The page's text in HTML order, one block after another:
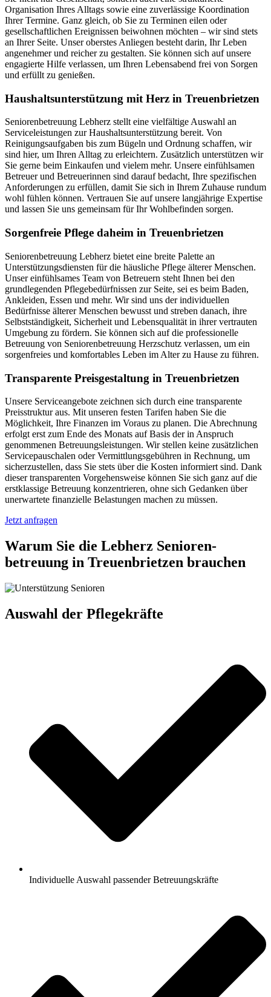
Organisation Ihres Alltags sowie eine zuverlässige Koordination
Ihrer Termine. Ganz gleich, ob Sie zu Terminen eilen oder
gesellschaftlichen Ereignissen beiwohnen möchten – wir sind stets
an Ihrer Seite. Unser oberstes Anliegen besteht darin, Ihr Leben
angenehmer und reicher zu gestalten. Sie können sich auf unsere
engagierte Hilfe verlassen, um Ihren Lebensabend frei von Sorgen
und erfüllt zu genießen.
Haushalts­unterstützung mit Herz in Treuenbrietzen
Seniorenbetreuung Lebherz stellt eine vielfältige Auswahl an
Serviceleistungen zur Haushaltsunterstützung bereit. Von
Reinigungsaufgaben bis zum Bügeln und Ordnung schaffen, wir
sind hier, um Ihren Alltag zu erleichtern. Zusätzlich unterstützen wir
Sie gerne beim Einkaufen und vielem mehr. Unsere einfühlsamen
Betreuer und Betreuerinnen sind darauf bedacht, Ihre spezifischen
Anforderungen zu erfüllen, damit Sie sich in Ihrem Zuhause rundum
wohl fühlen können. Vertrauen Sie auf unsere langjährige Expertise
und lassen Sie uns gemeinsam für Ihr Wohlbefinden sorgen.
Sorgenfreie Pflege daheim in Treuenbrietzen
Seniorenbetreuung Lebherz bietet eine breite Palette an
Unterstützungsdiensten für die häusliche Pflege älterer Menschen.
Unser einfühlsames Team von Betreuern steht Ihnen bei den
grundlegenden Pflegebedürfnissen zur Seite, sei es beim Baden,
Ankleiden, Essen und mehr. Wir sind uns der individuellen
Bedürfnisse älterer Menschen bewusst und streben danach, ihre
Selbstständigkeit, Sicherheit und Lebensqualität in ihrer vertrauten
Umgebung zu fördern. Sie können sich auf die professionelle
Betreuung von Seniorenbetreuung Herzschutz verlassen, um ein
sorgenfreies und komfortables Leben im Alter zu Hause zu führen.
Transparente Preisgestaltung in Treuenbrietzen
Unsere Serviceangebote zeichnen sich durch eine transparente
Preisstruktur aus. Mit unseren festen Tarifen haben Sie die
Möglichkeit, Ihre Finanzen im Voraus zu planen. Die Abrechnung
erfolgt erst zum Ende des Monats auf Basis der in Anspruch
genommenen Betreuungsleistungen. Wir stellen keine zusätzlichen
Servicepauschalen oder Vermittlungsgebühren in Rechnung, um
sicherzustellen, dass Sie stets über die Kosten informiert sind. Dank
dieser transparenten Vorgehensweise können Sie sich ganz auf die
erstklassige Betreuung konzentrieren, ohne sich Gedanken über
unerwartete finanzielle Belastungen machen zu müssen.
Jetzt anfragen
Warum Sie die Lebherz Senioren­
betreuung in Treuenbrietzen brauchen
Auswahl der Pflegekräfte
Individuelle Auswahl passender Betreuungskräfte